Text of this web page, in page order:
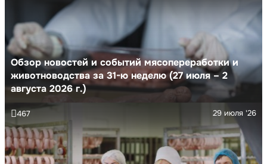
Обзор новостей и событий мясопереработки и
животноводства за 31-ю неделю (27 июля – 2
августа 2026 г.)
29 июля '26
467